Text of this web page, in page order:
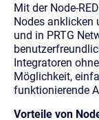
Mit der Node-
Nodes anklicken
und in PRTG
Integratoren
Möglichkeit,
funktionierende
Vorteile von